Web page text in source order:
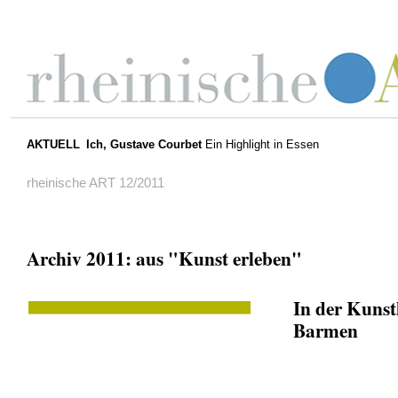
AKTUELL Ich, Gustave CourbetEin Highlight in Essen
rheinische ART 12/2011
Archiv 2011: aus "Kunst erleben"
In der
Barmen